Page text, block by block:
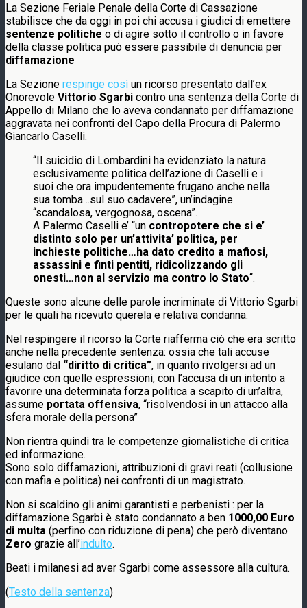
La Sezione Feriale Penale della Corte di Cassazione
stabilisce che da oggi in poi chi accusa i giudici di emettere
sentenze politiche o di agire sotto il controllo o in favore
della classe politica può essere passibile di denuncia per
diffamazione
La Sezione respinge così un ricorso presentato dall’ex
Onorevole Vittorio Sgarbi contro una sentenza della Corte di
Appello di Milano che lo aveva condannato per diffamazione
aggravata nei confronti del Capo della Procura di Palermo
Giancarlo Caselli.
“Il suicidio di Lombardini ha evidenziato la natura
esclusivamente politica dell’azione di Caselli e i
suoi che ora impudentemente frugano anche nella
sua tomba…sul suo cadavere”, un’indagine
“scandalosa, vergognosa, oscena”.
A Palermo Caselli e’ “un contropotere che si e’
distinto solo per un’attivita’ politica, per
inchieste politiche…ha dato credito a mafiosi,
assassini e finti pentiti, ridicolizzando gli
onesti…non al servizio ma contro lo Stato“.
Queste sono alcune delle parole incriminate di Vittorio Sgarbi
per le quali ha ricevuto querela e relativa condanna.
Nel respingere il ricorso la Corte riafferma ciò che era scritto
anche nella precedente sentenza: ossia che tali accuse
esulano dal “diritto di critica”, in quanto rivolgersi ad un
giudice con quelle espressioni, con l’accusa di un intento a
favorire una determinata forza politica a scapito di un’altra,
assume portata offensiva, “risolvendosi in un attacco alla
sfera morale della persona”
Non rientra quindi tra le competenze giornalistiche di critica
ed informazione.
Sono solo diffamazioni, attribuzioni di gravi reati (collusione
con mafia e politica) nei confronti di un magistrato.
Non si scaldino gli animi garantisti e perbenisti : per la
diffamazione Sgarbi è stato condannato a ben 1000,00 Euro
di multa (perfino con riduzione di pena) che però diventano
Zero grazie all’indulto.
Beati i milanesi ad aver Sgarbi come assessore alla cultura.
(Testo della sentenza)